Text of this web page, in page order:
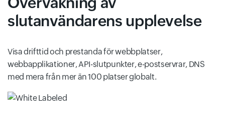
slutanvändarens upplevelse
Visa drifttid och prestanda för webbplatser,
webbapplikationer, API-slutpunkter, e-postservrar, DNS
med mera från mer än 100 platser globalt.